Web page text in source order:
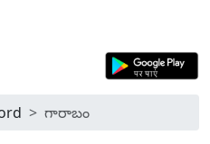
గారాబం